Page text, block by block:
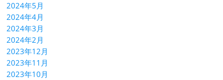
2024年5月
2024年4月
2024年3月
2024年2月
2023年12月
2023年11月
2023年10月